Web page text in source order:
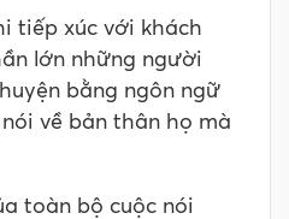
tiếp xúc với khách
lớn những người
bằng ngôn ngữ
về bản thân họ mà
toàn bộ cuộc nói